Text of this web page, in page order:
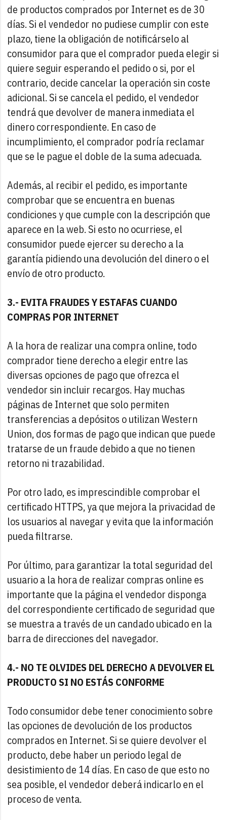
de productos comprados por Internet es de 30
días. Si el vendedor no pudiese cumplir con este
plazo, tiene la obligación de notificárselo al
consumidor para que el comprador pueda elegir si
quiere seguir esperando el pedido o si, por el
contrario, decide cancelar la operación sin coste
adicional. Si se cancela el pedido, el vendedor
tendrá que devolver de manera inmediata el
dinero correspondiente. En caso de
incumplimiento, el comprador podría reclamar
que se le pague el doble de la suma adecuada.
Además, al recibir el pedido, es importante
comprobar que se encuentra en buenas
condiciones y que cumple con la descripción que
aparece en la web. Si esto no ocurriese, el
consumidor puede ejercer su derecho a la
garantía pidiendo una devolución del dinero o el
envío de otro producto.
3.- EVITA FRAUDES Y ESTAFAS CUANDO
COMPRAS POR INTERNET
A la hora de realizar una compra online, todo
comprador tiene derecho a elegir entre las
diversas opciones de pago que ofrezca el
vendedor sin incluir recargos. Hay muchas
páginas de Internet que solo permiten
transferencias a depósitos o utilizan Western
Union, dos formas de pago que indican que puede
tratarse de un fraude debido a que no tienen
retorno ni trazabilidad.
Por otro lado, es imprescindible comprobar el
certificado HTTPS, ya que mejora la privacidad de
los usuarios al navegar y evita que la información
pueda filtrarse.
Por último, para garantizar la total seguridad del
usuario a la hora de realizar compras online es
importante que la página el vendedor disponga
del correspondiente certificado de seguridad que
se muestra a través de un candado ubicado en la
barra de direcciones del navegador.
4.- NO TE OLVIDES DEL DERECHO A DEVOLVER EL
PRODUCTO SI NO ESTÁS CONFORME
Todo consumidor debe tener conocimiento sobre
las opciones de devolución de los productos
comprados en Internet. Si se quiere devolver el
producto, debe haber un periodo legal de
desistimiento de 14 días. En caso de que esto no
sea posible, el vendedor deberá indicarlo en el
proceso de venta.